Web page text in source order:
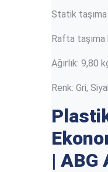
Statik
Rafta
Ağırlık: 9,80
Renk: Gri,
| ABG